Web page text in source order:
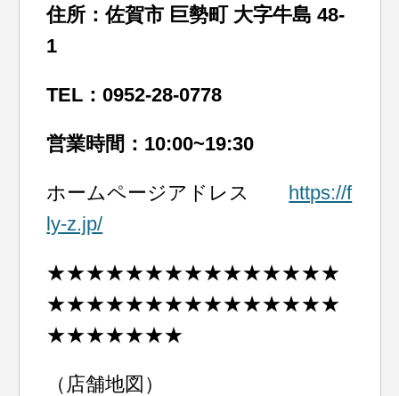
住所：佐賀市 巨勢町 大字牛島 48-
1
TEL：0952-28-0778
営業時間：10:00~19:30
ホームページアドレス https://f
ly-z.jp/
★★★★★★★★★★★★★★★
★★★★★★★★★★★★★★★
★★★★★★★
（店舗地図）